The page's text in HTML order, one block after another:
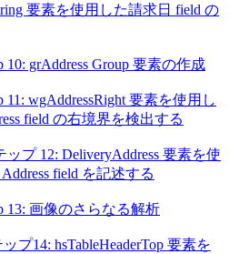
要素を使用した請求日 field の
10: grAddress Group 要素の作成
11: wgAddressRight 要素を使用し
field の右境界を検出する
プ 12: DeliveryAddress 要素を使
field を記述する
13: 画像のさらなる解析
プ14: hsTableHeaderTop 要素を